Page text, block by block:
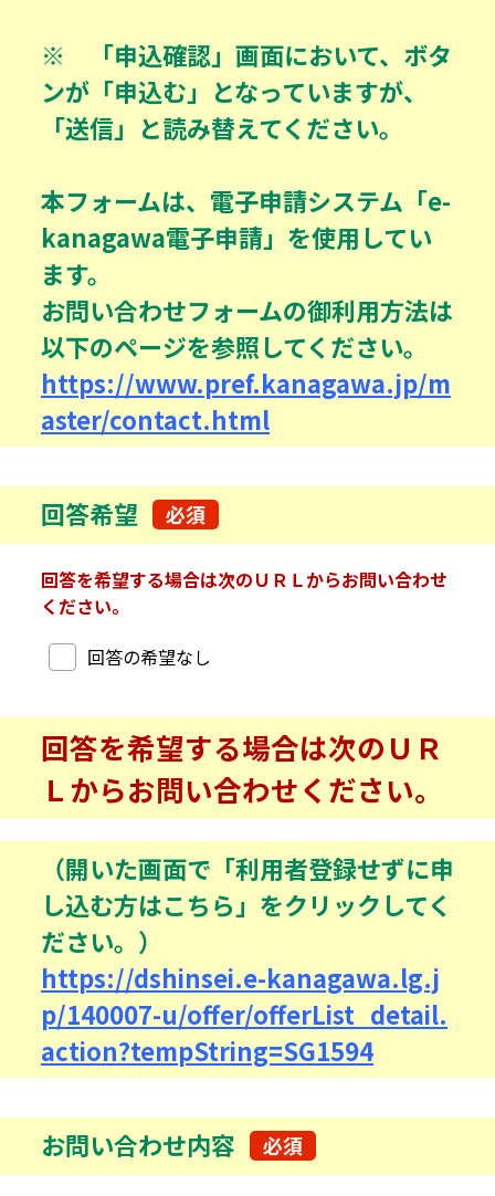
※ 「申込確認」画面において、ボタ
ンが「申込む」となっていますが、
「送信」と読み替えてください。
本フォームは、電子申請システム「e-
kanagawa電子申請」を使用してい
ます。
お問い合わせフォームの御利用方法は
以下のページを参照してください。
https://www.pref.kanagawa.jp/m
aster/contact.html
回答希望 必須
回答を希望する場合は次のＵＲＬからお問い合わせ
ください。
回答希望回答の希望なし
回答を希望する場合は次のＵＲ
Ｌからお問い合わせください。
（開いた画面で「利用者登録せずに申
し込む方はこちら」をクリックしてく
ださい。）
https://dshinsei.e-kanagawa.lg.j
p/140007-u/offer/offerList_detail.
action?tempString=SG1594
お問い合わせ内容 必須